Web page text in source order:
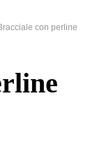
con perline